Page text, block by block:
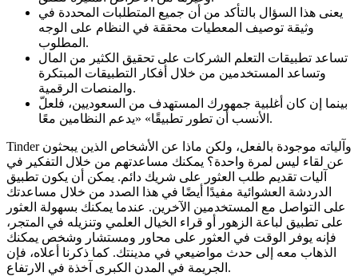
يعنى هذا السؤال بالتأكد من أن جميع المتطلبات المحددة في
وثيقة توصيف المعطيات محققة في النظام على الوجه
المطلوب.
تساعد تطبيقات التعلم الشركات على تحقيق الكثير من المال
وتساعد المستخدمين من خلال أفكار التطبيقات المبتكرة
والمنصات الرقمية.
بينما إن كان أغلبية جمهورك المستهدف من السعوديين، فلعلّ
الأنسب أن تطور تطبيقًا» «يدعم النظامين معًا.
Tinder وآلياته موجودة بالفعل، ولكن ماذا عن الأشخاص الذين يبحثون
عن لقاء ليس لمرة واحدة؟ يمكنك مساعدتهم من خلال التفكير في
آليات تقديم طلب العثور على شريك دائم. يمكن أن يكون تطبيق
الدردشة العشوائية مفيدًا أيضًا في هذا الصدد من خلال مساعدتك
على التواصل مع المستخدمين الآخرين. عندما يمكنك بسهولة العثور
على تطبيق لباعة الزهور أو قراء الخيال العلمي وتنزيله في المتجر،
فإنه يوفر الوقت في العثور على محاور ومستشار وشخص يمكنك
الذهاب معه إلى حدث مواضيعي في مدينتك. كما ذكرنا أعلاه، فإن
الجريمة في المدن الكبرى آخذة في الارتفاع.